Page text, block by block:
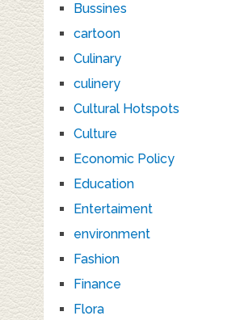
Bussines
cartoon
Culinary
culinery
Cultural Hotspots
Culture
Economic Policy
Education
Entertaiment
environment
Fashion
Finance
Flora